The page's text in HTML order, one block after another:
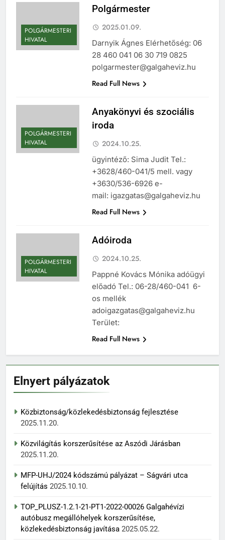
POLGÁRMESTERI
HIVATAL
Polgármester
2025.01.09.
Darnyik Ágnes Elérhetőség: 06
28 460 041 06 30 719 0825
polgarmester@galgaheviz.hu
Read Full News
POLGÁRMESTERI
HIVATAL
Anyakönyvi és szociális
iroda
2024.10.25.
ügyintéző: Sima Judit Tel.:
+3628/460-041/5 mell. vagy
+3630/536-6926 e-
mail: igazgatas@galgaheviz.hu
Read Full News
POLGÁRMESTERI
HIVATAL
Adóiroda
2024.10.25.
Pappné Kovács Mónika adóügyi
előadó Tel.: 06-28/460-041 6-
os mellék
adoigazgatas@galgaheviz.hu
Terület:
Read Full News
Elnyert pályázatok
Közbiztonság/közlekedésbiztonság fejlesztése
2025.11.20.
Közvilágítás korszerűsítése az Aszódi Járásban
2025.11.20.
MFP-UHJ/2024 kódszámú pályázat – Ságvári utca
felújítás 2025.10.10.
TOP_PLUSZ-1.2.1-21-PT1-2022-00026 Galgahévízi
autóbusz megállóhelyek korszerűsítése,
közlekedésbiztonság javítása 2025.05.22.